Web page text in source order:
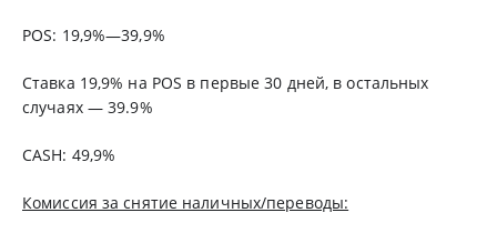
POS: 19,9%—39,9%
Ставка 19,9% на POS в первые 30 дней, в остальных
случаях — 39.9%
CASH: 49,9%
Комиссия за снятие наличных/переводы: